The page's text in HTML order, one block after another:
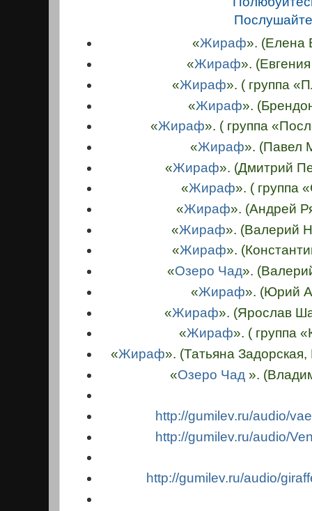
«Жираф». (Елена
«Жираф».
«Жираф». ( группа
«Жираф».
«Жираф». ( группа
«Жираф». (Павел
«Жираф». (Дмитрий
«Жираф». ( группа
«Жираф». (Андрей
«Жираф». (Валерий
«Жираф».
«Озеро Чад».
«Жираф». (Юрий
«Жираф». (Ярослав
«Жираф». ( группа
«Жираф». (Татьяна
«Озеро Чад».
http://gumilev.ru/audio/
http://gumilev.ru/audio/
http://gumilev.ru/audio/